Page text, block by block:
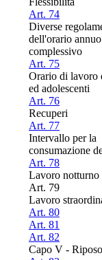
Art. 74
Diverse
dell'orario annuo
complessivo
Art. 75
Orario di lavoro
ed adolescenti
Art. 76
Recuperi
Art. 77
Intervallo per la
consumazione
Art. 78
Lavoro notturno
Art. 79
Lavoro
Art. 80
Art. 81
Art. 82
Capo V -